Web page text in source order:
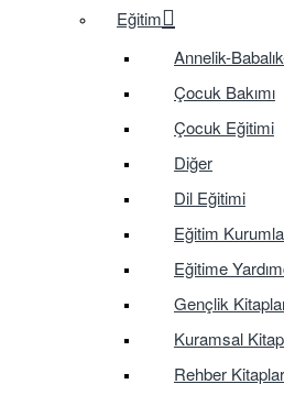
Eğitim
Annelik-
Çocuk Bakımı
Çocuk Eğitimi
Diğer
Dil Eğitimi
Eğitim
Eğitime
Gençlik
Kuramsal
Rehber Kitaplar